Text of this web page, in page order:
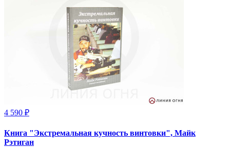
4 590 ₽
Книга "Экстремальная кучность винтовки", Майк
Рэтиган